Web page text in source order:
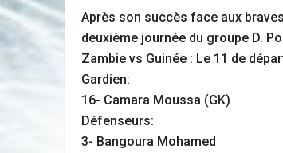
Après son succès face aux
deuxième journée du groupe D.
Zambie vs Guinée : Le 11 de
Gardien:
16- Camara Moussa (GK)
Défenseurs:
3- Bangoura Mohamed